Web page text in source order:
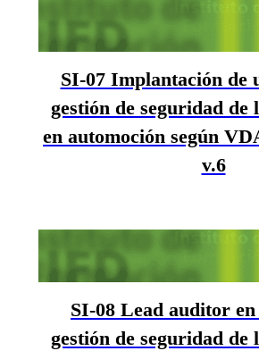
SI-07 Implantación de
gestión de seguridad
en automoción según
v.6
SI-08 Lead auditor en
gestión de seguridad